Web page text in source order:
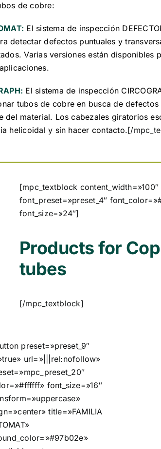
de cobre:
El sistema de inspección
detectar defectos puntuales y
Varias versiones están disponibles
El sistema de inspección
tubos de cobre en busca de
del material. Los cabezales giratorios
helicoidal y sin hacer contacto.[/
[mpc_textblock content_width=»100″
font_preset=»preset_4″
font_size=»24″]
Products for
tubes
[/mpc_textblock]
preset=»preset_9″
url=»|||rel:nofollow»
font_size=»16″
title=»FAMILIA